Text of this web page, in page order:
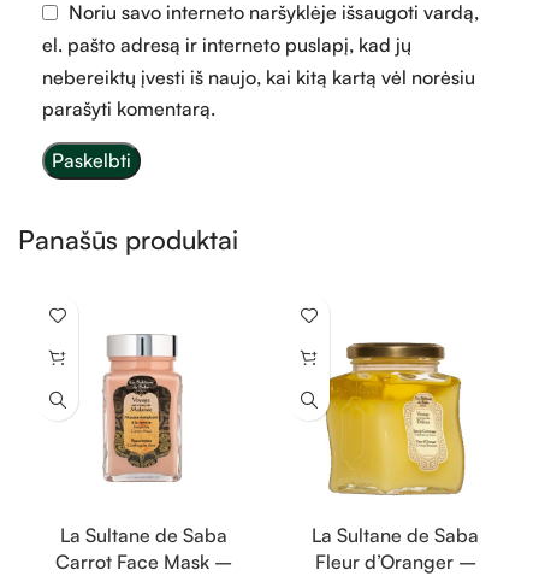
Noriu savo interneto naršyklėje išsaugoti vardą,
el. pašto adresą ir interneto puslapį, kad jų
nebereiktų įvesti iš naujo, kai kitą kartą vėl norėsiu
parašyti komentarą.
Panašūs produktai
La Sultane de Saba
Carrot Face Mask –
La Sultane de Saba
Fleur d’Oranger –